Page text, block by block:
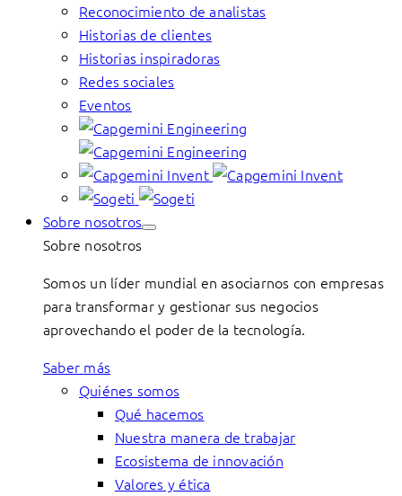
Reconocimiento de analistas
Historias de clientes
Historias inspiradoras
Redes sociales
Eventos
Sobre nosotros
Sobre nosotros
Somos un líder mundial en asociarnos con empresas
para transformar y gestionar sus negocios
aprovechando el poder de la tecnología.
Saber más
Quiénes somos
Qué hacemos
Nuestra manera de trabajar
Ecosistema de innovación
Valores y ética